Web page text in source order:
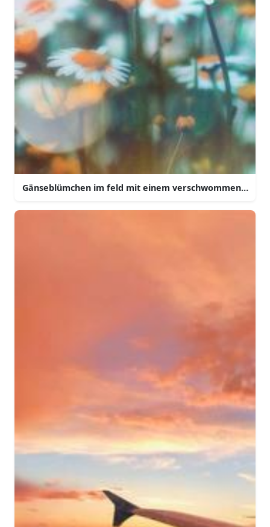
Gänseblümchen im feld mit einem verschwommenen